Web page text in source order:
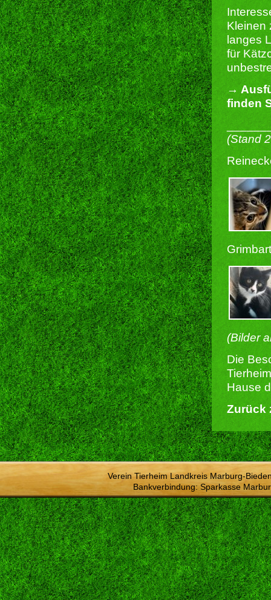
Kleinen
langes
für
→
finden
(Stand
(Bilder
Die
Hause
Zurück
Verein Tierheim Landkreis Marburg-
Bankverbindung: Sparkasse